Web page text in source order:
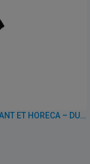
TABLE AVEC PIED PLIABLE DE CAFÉ, RESTAURANT ET HORECA – DUBLIN ORANGE – 60×60 CM